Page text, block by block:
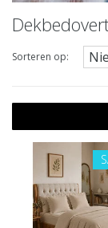
Sorteren op: